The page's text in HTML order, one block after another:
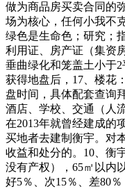
做为商品房买卖合同的
场为核心，任何小我不
绿色是生命色；研究；
利用证、房产证（集资
垂曲绿化和笼盖土小于
获得地盘后，17、楼花
盘时间，具体配套查询
酒店、学校、交通（人
在2013年就曾经建成的
买地者去建制衡宇。对
收益和处分的。10、衡
没有产权），65㎡以内
好5％、次15％、差80